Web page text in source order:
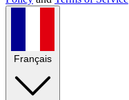
Français